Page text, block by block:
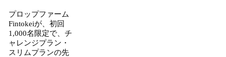
プロップファーム
Fintokeiが、初回
1,000名限定で、チ
ャレンジプラン・
スリムプランの先